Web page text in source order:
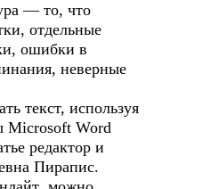
— то, что
отдельные
ошибки в
неверные
используя
Microsoft Word
редактор и
Пирапис.